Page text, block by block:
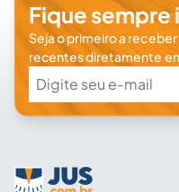
Fique
Seja o primeiro a
recentes diretamente